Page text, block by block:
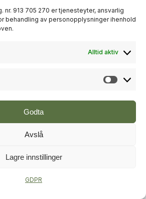
nr. 913 705 270 er tjenesteyter, ansvarlig
behandling av personopplysninger ihenhold
Alltid aktiv
Godta
Avslå
Lagre innstillinger
GDPR
Norges beste bygrep